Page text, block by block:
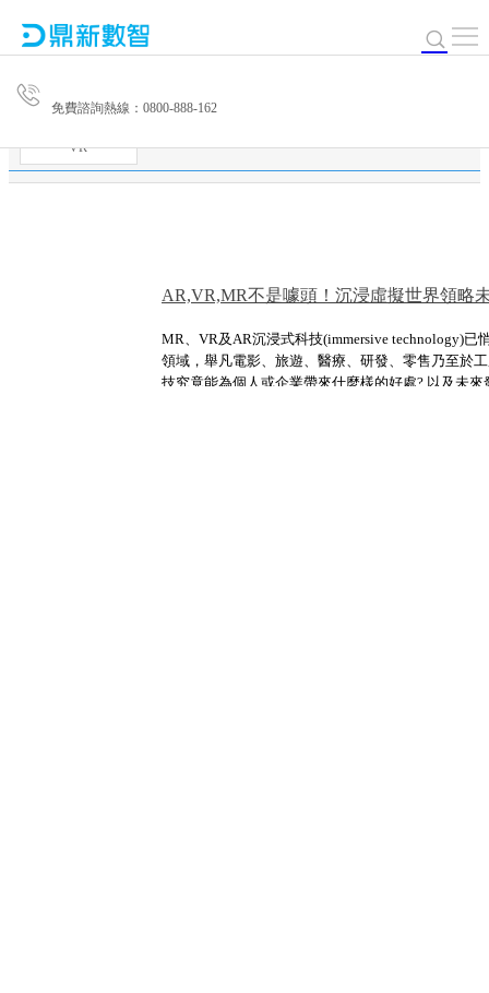
免費諮詢熱線：0800-888-162
VR
AR,VR,MR不是噱頭！沉浸虛擬世界領略
MR、VR及AR沉浸式科技(immersive technology)已
領域，舉凡電影、旅遊、醫療、研發、零售乃至於
技究竟能為個人或企業帶來什麼樣的好處? 以及未來